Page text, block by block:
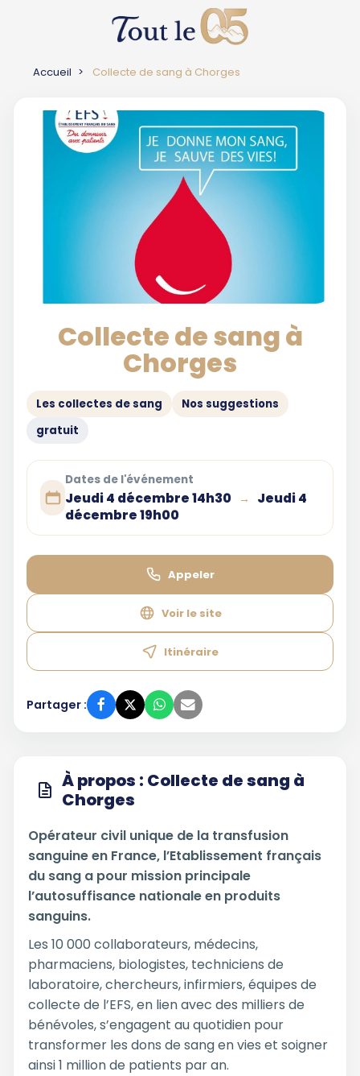
Accueil Collecte de sang à Chorges
Collecte de sang à
Chorges
Les collectes de sang
Nos suggestions
gratuit
Dates de l'événement
Jeudi 4 décembre 14h30 →
Jeudi 4
décembre 19h00
Appeler
Voir le site
Itinéraire
Partager :
À propos : Collecte de sang à
Chorges
Opérateur civil unique de la transfusion
sanguine en France, l’Etablissement français
du sang a pour mission principale
l’autosuffisance nationale en produits
sanguins.
Les 10 000 collaborateurs, médecins,
pharmaciens, biologistes, techniciens de
laboratoire, chercheurs, infirmiers, équipes de
collecte de l’EFS, en lien avec des milliers de
bénévoles, s’engagent au quotidien pour
transformer les dons de sang en vies et soigner
ainsi 1 million de patients par an.